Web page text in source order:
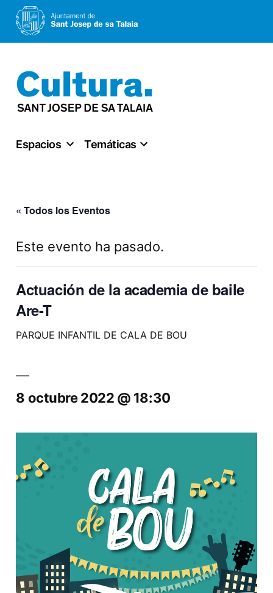
al
contenido
Espacios Temáticas
« Todos los Eventos
Este evento ha pasado.
Actuación de la academia de baile
Are-T
PARQUE INFANTIL DE CALA DE BOU
8 octubre 2022 @ 18:30